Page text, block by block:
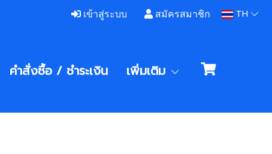
เข้าสู่ระบบ สมัครสมาชิก TH
คำสั่งซื้อ / ชําระเงิน เพิ่มเติม